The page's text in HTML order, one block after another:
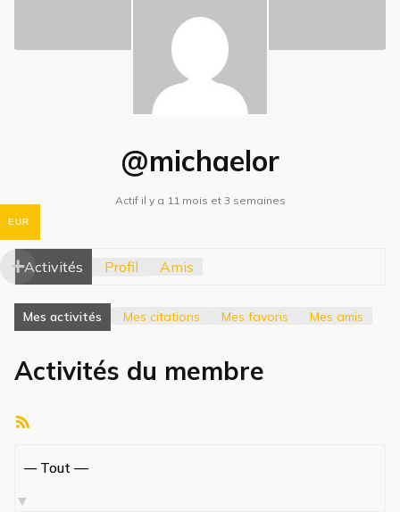
@michaelor
Actif il y a 11 mois et 3 semaines
Activités Profil Amis
Mes activités Mes citations Mes favoris Mes amis
Activités du membre
par
EUR